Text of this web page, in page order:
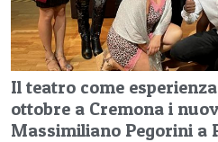
Il teatro come
ottobre a Cremona i
Massimiliano Pegorini a